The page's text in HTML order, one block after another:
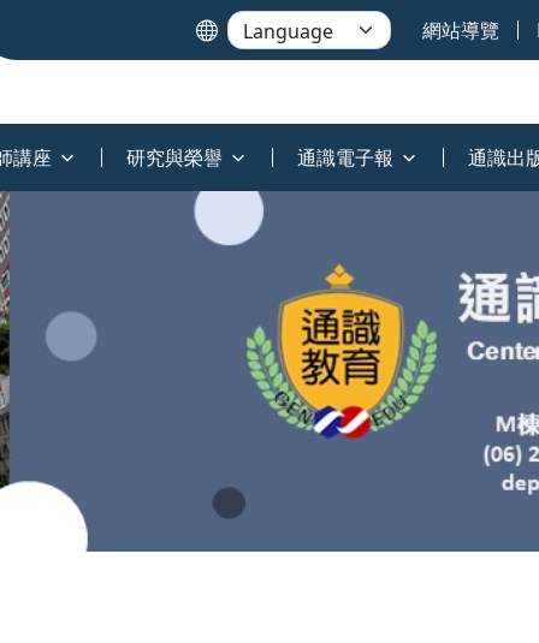
網站導覽
講座 研究與榮譽 通識電子報 通識出